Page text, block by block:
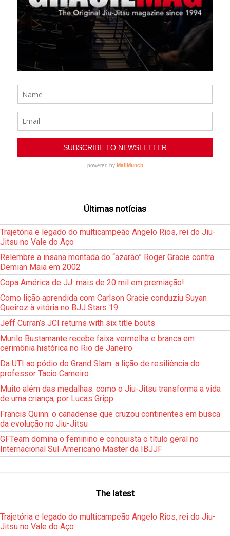
Últimas notícias
Trajetória e legado do multicampeão Angelo Rios, rei do Jiu-
Jitsu no Vale do Aço
Relembre a insana montada do “azarão” Roger Gracie contra
Demian Maia em 2002
Copa América de JJ: mais de 20 mil em premiação!
Como lição aprendida com Carlson Gracie conduziu Suyan
Queiroz à vitória no BJJ Stars 19
Jeff Curran’s JCI returns with six title bouts
Murilo Bustamante recebe faixa vermelha e branca em
cerimônia histórica no Rio de Janeiro
Da UTI ao pódio do Grand Slam: a lição de resiliência do
professor Tacio Carneiro
Muito além das medalhas: como o Jiu-Jitsu transforma a vida
de uma criança, por Lucas Gripp
Francis Quinn: o canadense que cruzou continentes em busca
da evolução no Jiu-Jitsu
GFTeam domina o feminino e conquista o título geral no
Internacional Sul-Americano Master da IBJJF
The latest
Trajetória e legado do multicampeão Angelo Rios, rei do Jiu-
Jitsu no Vale do Aço